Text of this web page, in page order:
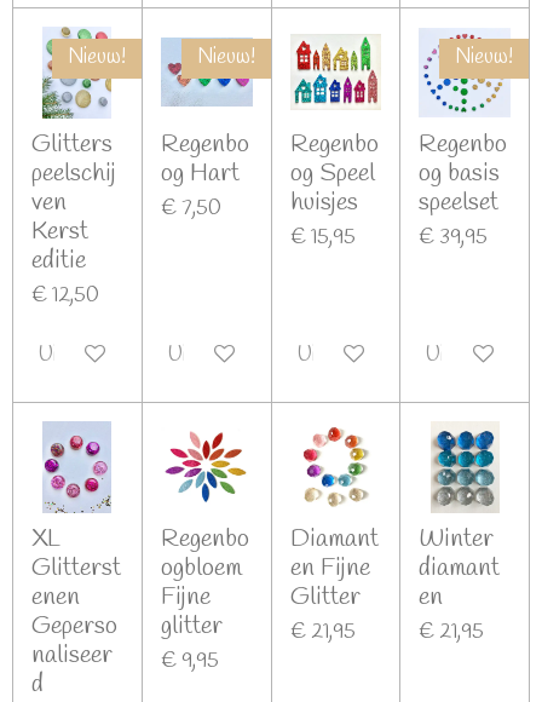
Nieuw!
Glitters
peelschij
ven
Kerst
editie
€ 12,50
Uitgeschakeld
Nieuw!
Regenbo
og Hart
€ 7,50
Uitgeschakeld
Regenbo
og Speel
huisjes
€ 15,95
Uitgeschakeld
Nieuw!
Regenbo
og basis
speelset
€ 39,95
XL
Glitterst
enen
Geperso
naliseer
d
Regenbo
ogbloem
Fijne
glitter
€ 9,95
Diamant
en Fijne
Glitter
€ 21,95
Winter
diamant
en
€ 21,95